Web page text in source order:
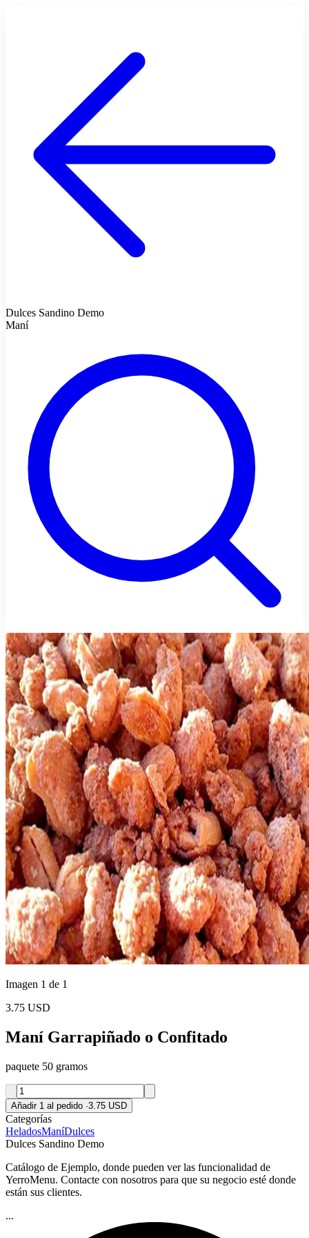
Dulces Sandino Demo
Maní
Imagen 1 de 1
3.75 USD
Maní Garrapiñado o Confitado
paquete 50 gramos
Añadir 1 al pedido ·3.75 USD
Categorías
HeladosManíDulces
Dulces Sandino Demo
Catálogo de Ejemplo, donde pueden ver las funcionalidad de
YerroMenu. Contacte con nosotros para que su negocio esté donde
están sus clientes.
...